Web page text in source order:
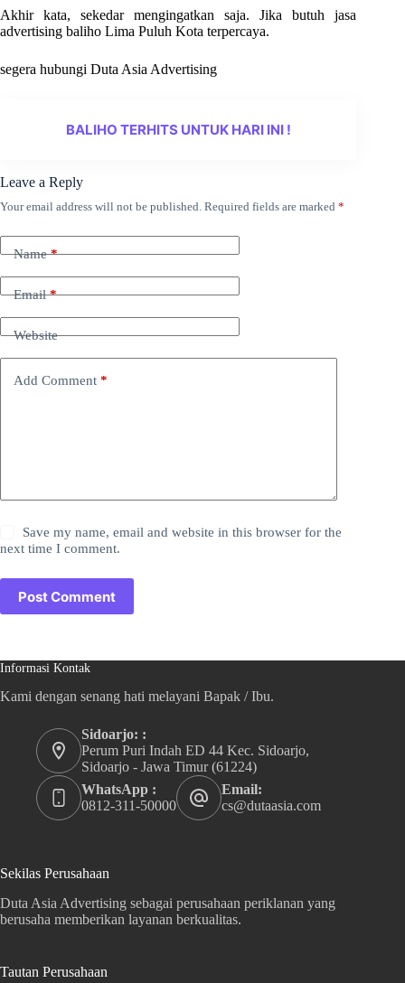
Akhir kata, sekedar mengingatkan saja. Jika butuh jasa
advertising baliho Lima Puluh Kota terpercaya.
segera hubungi Duta Asia Advertising
BALIHO TERHITS UNTUK HARI INI !
Leave a Reply
Your email address will not be published. Required fields are marked *
Name*
Email*
Website
Add Comment *
Save my name, email and website in this browser for the
next time I comment.
Post Comment
Informasi Kontak
Kami dengan senang hati melayani Bapak / Ibu.
Sidoarjo: :
Perum Puri Indah ED 44 Kec. Sidoarjo,
Sidoarjo - Jawa Timur (61224)
WhatsApp :
0812-311-50000
Email:
cs@dutaasia.com
Sekilas Perusahaan
Duta Asia Advertising sebagai perusahaan periklanan yang
berusaha memberikan layanan berkualitas.
Tautan Perusahaan